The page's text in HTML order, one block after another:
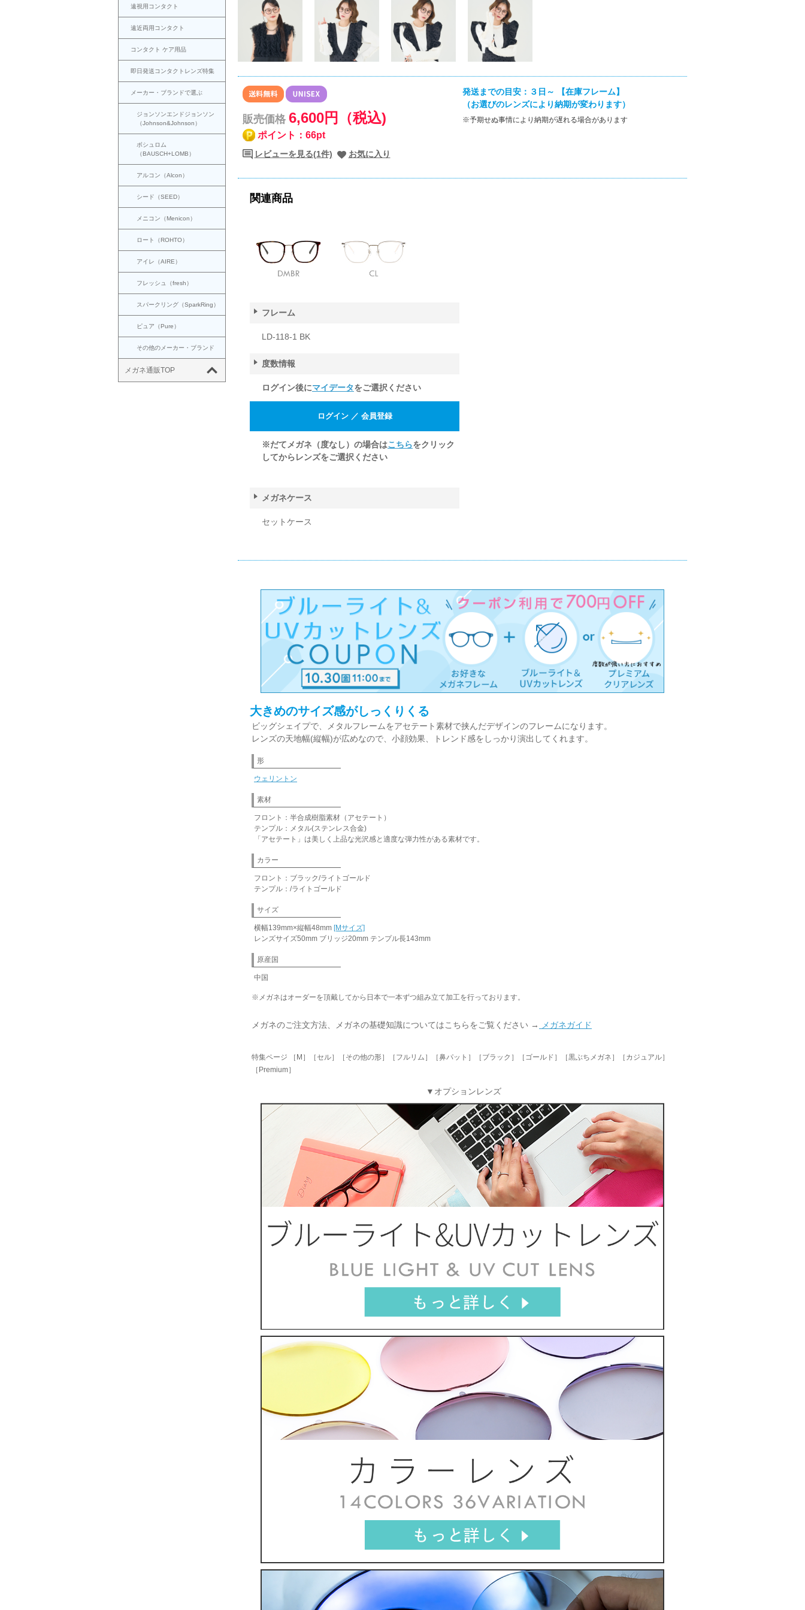
遠視用コンタクト
遠近両用コンタクト
コンタクト ケア用品
即日発送コンタクトレンズ特集
メーカー・ブランドで選ぶ
ジョンソンエンドジョンソン
（Johnson&Johnson）
ボシュロム
（BAUSCH+LOMB）
アルコン（Alcon）
シード（SEED）
メニコン（Menicon）
ロート（ROHTO）
アイレ（AIRE）
フレッシュ（fresh）
スパークリング（SparkRing）
ピュア（Pure）
その他のメーカー・ブランド
メガネ通販TOP
販売価格 6,600円（税込)
ポイント：66pt
レビューを見る(1件) お気に入り
発送までの目安：３日～ 【在庫フレーム】
（お選びのレンズにより納期が変わります）
※予期せぬ事情により納期が遅れる場合があります
関連商品
フレーム
LD-118-1 BK
度数情報
ログイン後にマイデータをご選択ください
※だてメガネ（度なし）の場合はこちらをクリック
してからレンズをご選択ください
メガネケース
セットケース
大きめのサイズ感がしっくりくる
ビッグシェイプで、メタルフレームをアセテート素材で挟んだデザインのフレームになります。
レンズの天地幅(縦幅)が広めなので、小顔効果、トレンド感をしっかり演出してくれます。
形
ウェリントン
素材
フロント：半合成樹脂素材（アセテート）
テンプル：メタル(ステンレス合金)
「アセテート」は美しく上品な光沢感と適度な弾力性がある素材です。
カラー
フロント：ブラック/ライトゴールド
テンプル：/ライトゴールド
サイズ
横幅139mm×縦幅48mm [Mサイズ]
レンズサイズ50mm ブリッジ20mm テンプル長143mm
原産国
中国
※メガネはオーダーを頂戴してから日本で一本ずつ組み立て加工を行っております。
メガネのご注文方法、メガネの基礎知識についてはこちらをご覧ください → メガネガイド
特集ページ ［M］［セル］［その他の形］［フルリム］［鼻パット］［ブラック］［ゴールド］［黒ぶちメガネ］［カジュアル］
［Premium］
▼オプションレンズ